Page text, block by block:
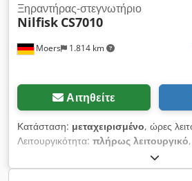
Moers 1.814 km
Ξηραντήρας-στεγνωτήριο
Nilfisk CS7010
Αιτηθείτε
Κατάσταση: μεταχειρισμένο, ώρες
Λειτουργικότητα: πλήρως λειτουργικό
στεγνωτήριο καθαρισμού NILFISK
Hybrid Πρόωση: LPG και μπαταρία